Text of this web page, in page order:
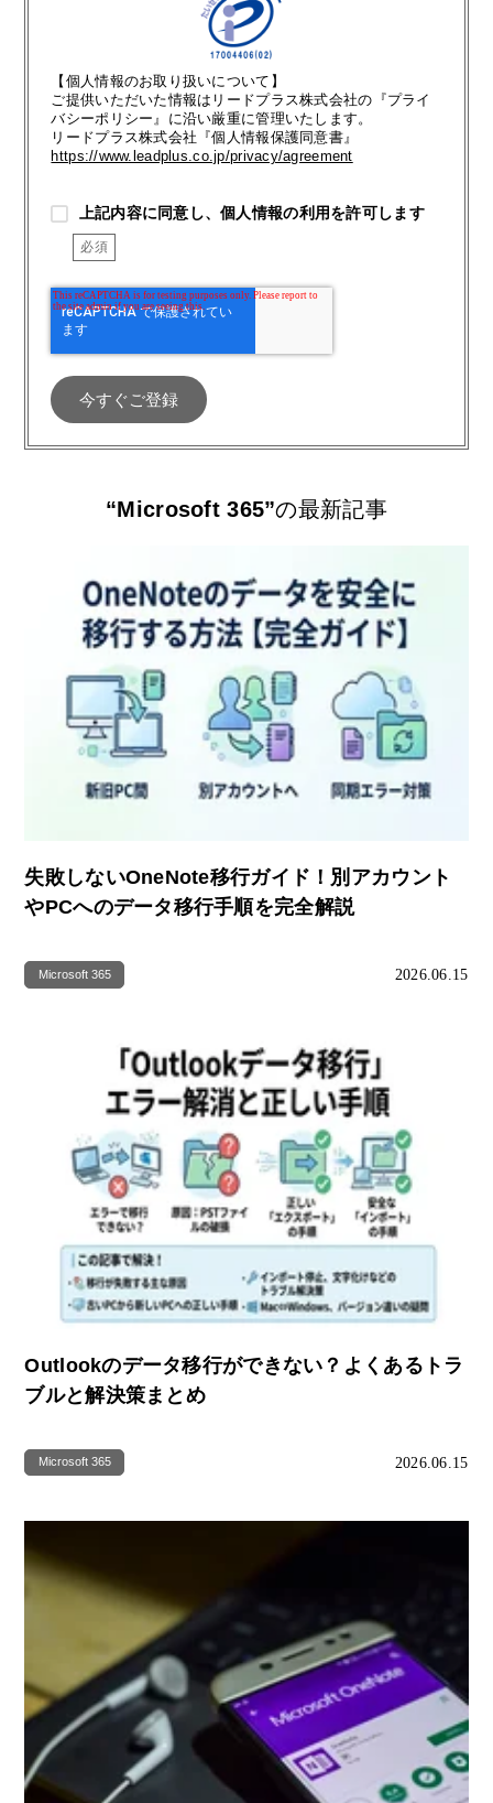
【個人情報のお取り扱いについて】
ご提供いただいた情報はリードプラス株式会社の『プライ
バシーポリシー』に沿い厳重に管理いたします。
リードプラス株式会社『個人情報保護同意書』
https://www.leadplus.co.jp/privacy/agreement
上記内容に同意し、個人情報の利用を許可します
“Microsoft 365”の最新記事
失敗しないOneNote移行ガイド！別アカウント
やPCへのデータ移行手順を完全解説
Microsoft 365 2026.06.15
Outlookのデータ移行ができない？よくあるトラ
ブルと解決策まとめ
Microsoft 365 2026.06.15